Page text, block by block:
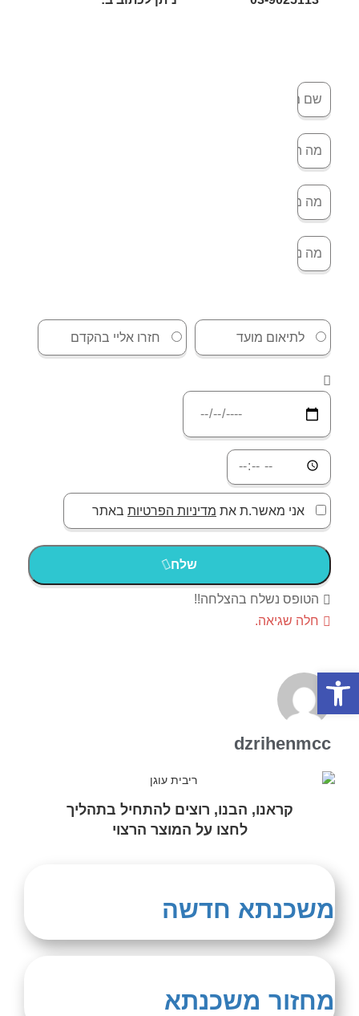
לתיאום מועד חזרו אליי בהקדם
אני מאשר.ת את מדיניות הפרטיות באתר
שלח
הטופס נשלח בהצלחה!!
חלה שגיאה.
dzrihenmcc
קראנו, הבנו, רוצים להתחיל בתהליך
לחצו על המוצר הרצוי
משכנתא חדשה
מחזור משכנתא
פתח סרגל נגישות